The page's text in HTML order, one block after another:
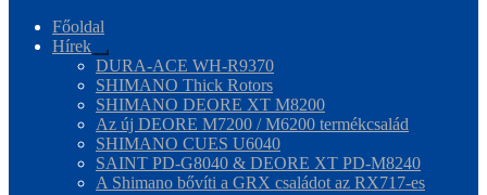
Főoldal
Hírek
Expand
child
menu
DURA-ACE WH-R9370
SHIMANO Thick Rotors
SHIMANO DEORE XT M8200
Az új DEORE M7200 / M6200 termékcsalád
SHIMANO CUES U6040
SAINT PD-G8040 & DEORE XT PD-M8240
A Shimano bővíti a GRX családot az RX717-es